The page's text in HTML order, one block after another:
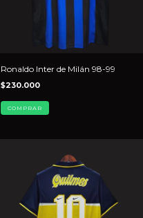
Ronaldo Inter de Milán 98-99
$230.000
COMPRAR